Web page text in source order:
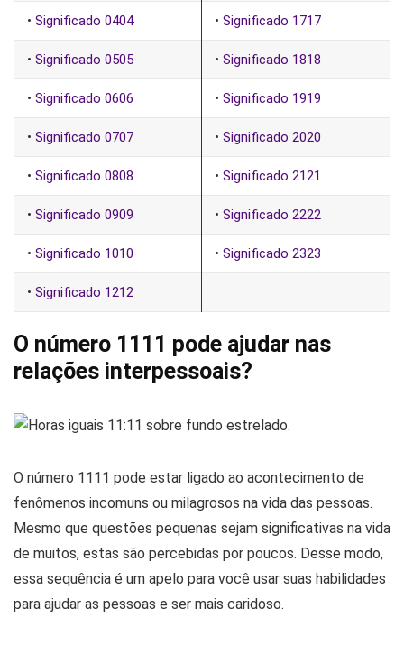
• Significado 0404 • Significado 1717
• Significado 0505 • Significado 1818
• Significado 0606 • Significado 1919
• Significado 0707 • Significado 2020
• Significado 0808 • Significado 2121
• Significado 0909 • Significado 2222
• Significado 1010 • Significado 2323
• Significado 1212
O número 1111 pode ajudar nas
relações interpessoais?
O número 1111 pode estar ligado ao acontecimento de
fenômenos incomuns ou milagrosos na vida das pessoas.
Mesmo que questões pequenas sejam significativas na vida
de muitos, estas são percebidas por poucos. Desse modo,
essa sequência é um apelo para você usar suas habilidades
para ajudar as pessoas e ser mais caridoso.